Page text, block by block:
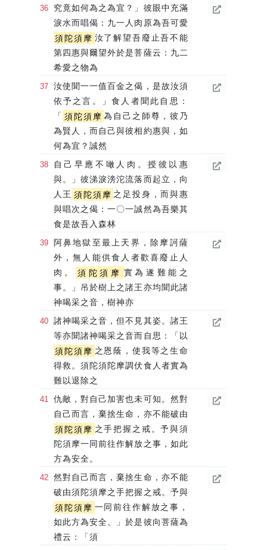
究竟如何為之為宜？」彼眼中充滿
淚水而唱偈：九一人肉原為吾可愛
須陀須摩 汝了解望吾廢止吾不能
第四惠與爾望外於是菩薩云：九二
希愛之物為
汝使聞一一值百金之偈，是故汝須
依予之言。」食人者聞此自思：
「 須陀須摩 為自己之師尊，彼乃
為賢人，而自己與彼相約惠與，如
何為宜？誠然
自己早應不噉人肉。授彼以惠
與。」彼涕淚滂沱流落而起立，向
人王 須陀須摩 之足投身，而與惠
與唱次之偈：一〇一誠然為吾樂其
食是故吾入森林
阿鼻地獄至最上天界，除摩訶薩
外，無人能供食人者歡喜廢止人
肉。
須陀須摩 實為遂難能之
事。」吊於樹上之諸王亦均聞此諸
神喝采之音，樹神亦
諸神喝采之音，但不見其姿。諸王
等亦聞諸神喝采之音而自思：「以
須陀須摩 之恩蔭，使我等之生命
得救。須陀須陀摩調伏食人者實為
難以退除之
仇敵，對自己加害也未可知。然對
自己而言，棄捨生命，亦不能破由
須陀須摩 之手把握之戒。予與須
陀須摩一同前往作解放之事，如此
方為安全。
然對自己而言，棄捨生命，亦不能
破由須陀須摩之手把握之戒。予與
須陀須摩 一同前往作解放之事，
如此方為安全。」於是彼向菩薩為
禮云：「須